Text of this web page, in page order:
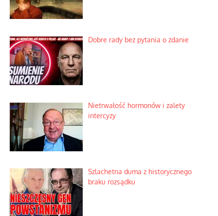
Dobre rady bez pytania o zdanie
Nietrwałość hormonów i zalety
intercyzy
Szlachetna duma z historycznego
braku rozsądku